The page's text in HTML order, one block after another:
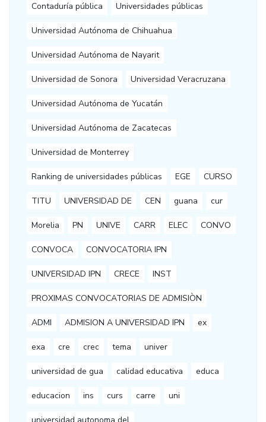
Contaduría pública Universidades públicas
Universidad Autónoma de Chihuahua
Universidad Autónoma de Nayarit
Universidad de Sonora Universidad Veracruzana
Universidad Autónoma de Yucatán
Universidad Autónoma de Zacatecas
Universidad de Monterrey
Ranking de universidades públicas EGE CURSO
TITU UNIVERSIDAD DE CEN guana cur
Morelia PN UNIVE CARR ELEC CONVO
CONVOCA CONVOCATORIA IPN
UNIVERSIDAD IPN CRECE INST
PROXIMAS CONVOCATORIAS DE ADMISIÒN
ADMI ADMISION A UNIVERSIDAD IPN ex
exa cre crec tema univer
universidad de gua calidad educativa educa
educacion ins curs carre uni